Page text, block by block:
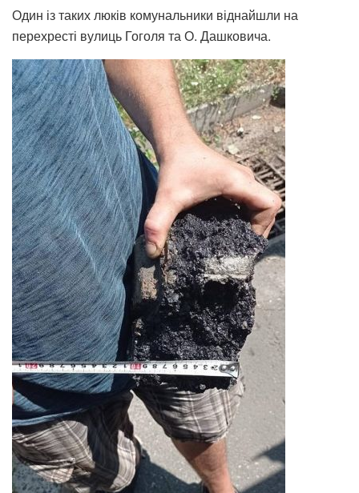
Один із таких люків комунальники віднайшли на
перехресті вулиць Гоголя та О. Дашковича.